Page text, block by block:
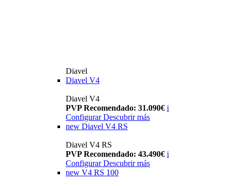
Diavel
Diavel V4
Diavel V4
PVP Recomendado: 31.090€ i
Configurar Descubrir más
new Diavel V4 RS
Diavel V4 RS
PVP Recomendado: 43.490€ i
Configurar Descubrir más
new V4 RS 100